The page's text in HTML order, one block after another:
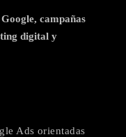
campañas
digital y
Ads orientadas